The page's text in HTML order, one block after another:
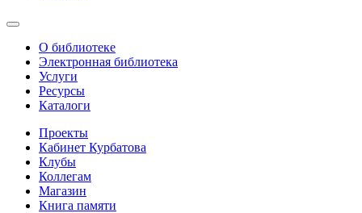
О библиотеке
Электронная библиотека
Услуги
Ресурсы
Каталоги
Проекты
Кабинет Курбатова
Клубы
Коллегам
Магазин
Книга памяти